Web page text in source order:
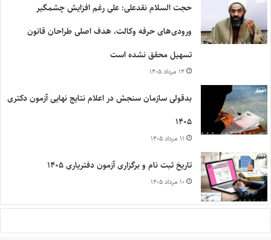
حجت السلام نقدعلی: علی رغم افزایش چشمگیر
ورودی‌های حرفه وکالت، هدف اصلی طراحان قانون
تسهیل محقق نشده است
۱۴ مرداد ۱۴۰۵
بدقولی سازمان سنجش در اعلام نتایج نهایی آزمون دکتری
۱۴۰۵
۱۱ مرداد ۱۴۰۵
تاریخ ثبت نام و برگزاری آزمون دفتریاری ۱۴۰۵
۱۰ مرداد ۱۴۰۵